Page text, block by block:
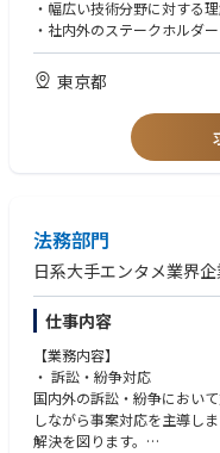
ーションを生み出していま
本ポジションは生成AIとい
決を牽引できるポジション
らリードし、価値を創出す
テクチャを主導し、複数プ
割。技術方針の策定や技術
・ プロダクト／ソリューシ
定義からKPI設計、事業効
・ グループ横断の支援組織
署と連携する組織を統括し
事業立ち上げをリードするキ
■ポジションの魅力
当社と資本関係にあるグル
様なマーケティングシステ
マーケティングシステムに
織立ち上げ、ソリューショ
全体を俯瞰した戦略的な取
ながら、新規事業創出に向
積むことが可能です。
能動的に役割を取りに行け
・幅広い技術分野に対する
・社内外のステークホルダ
ーション力・調整力
【歓迎する資格・経験】
・弁理士資格をお持ちの方
・放送・メディア・インタ
・知財と関連した新規事業
・放送局、配信事業者、IT
している方
・英語力（特許明細書の読
・マネジメント経験
東京都
法務部門
日系大手エンタメ業界
仕事内容
【業務内容】
・ 訴訟・紛争対応
国内外の訴訟・紛争におい
しながら事案対応を主導し
解決を図ります。